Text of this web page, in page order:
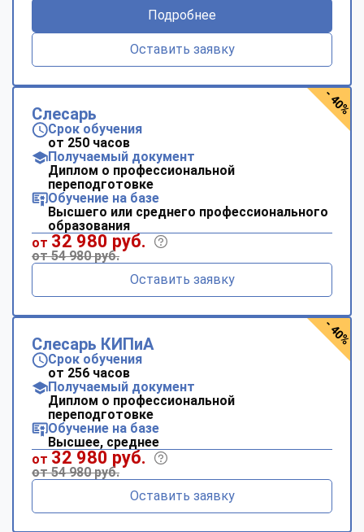
Подробнее
Оставить заявку
Слесарь
Срок обучения
от 250 часов
Получаемый документ
Диплом о профессиональной
переподготовке
Обучение на базе
Высшего или среднего профессионального
образования
от 32 980 руб.
от 54 980 руб.
Оставить заявку
- 40%
Слесарь КИПиА
Срок обучения
от 256 часов
Получаемый документ
Диплом о профессиональной
переподготовке
Обучение на базе
Высшее, среднее
от 32 980 руб.
от 54 980 руб.
Оставить заявку
- 40%